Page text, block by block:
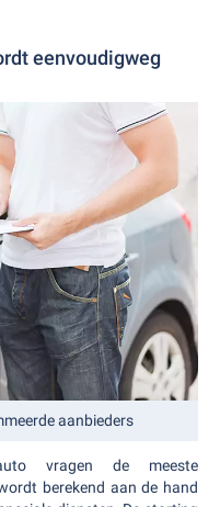
eenvoudigweg
aanbieders
vragen de meeste
berekend aan de hand